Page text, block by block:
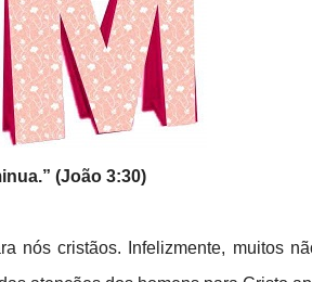
(João 3:30)
nós cristãos. Infelizmente, muitos